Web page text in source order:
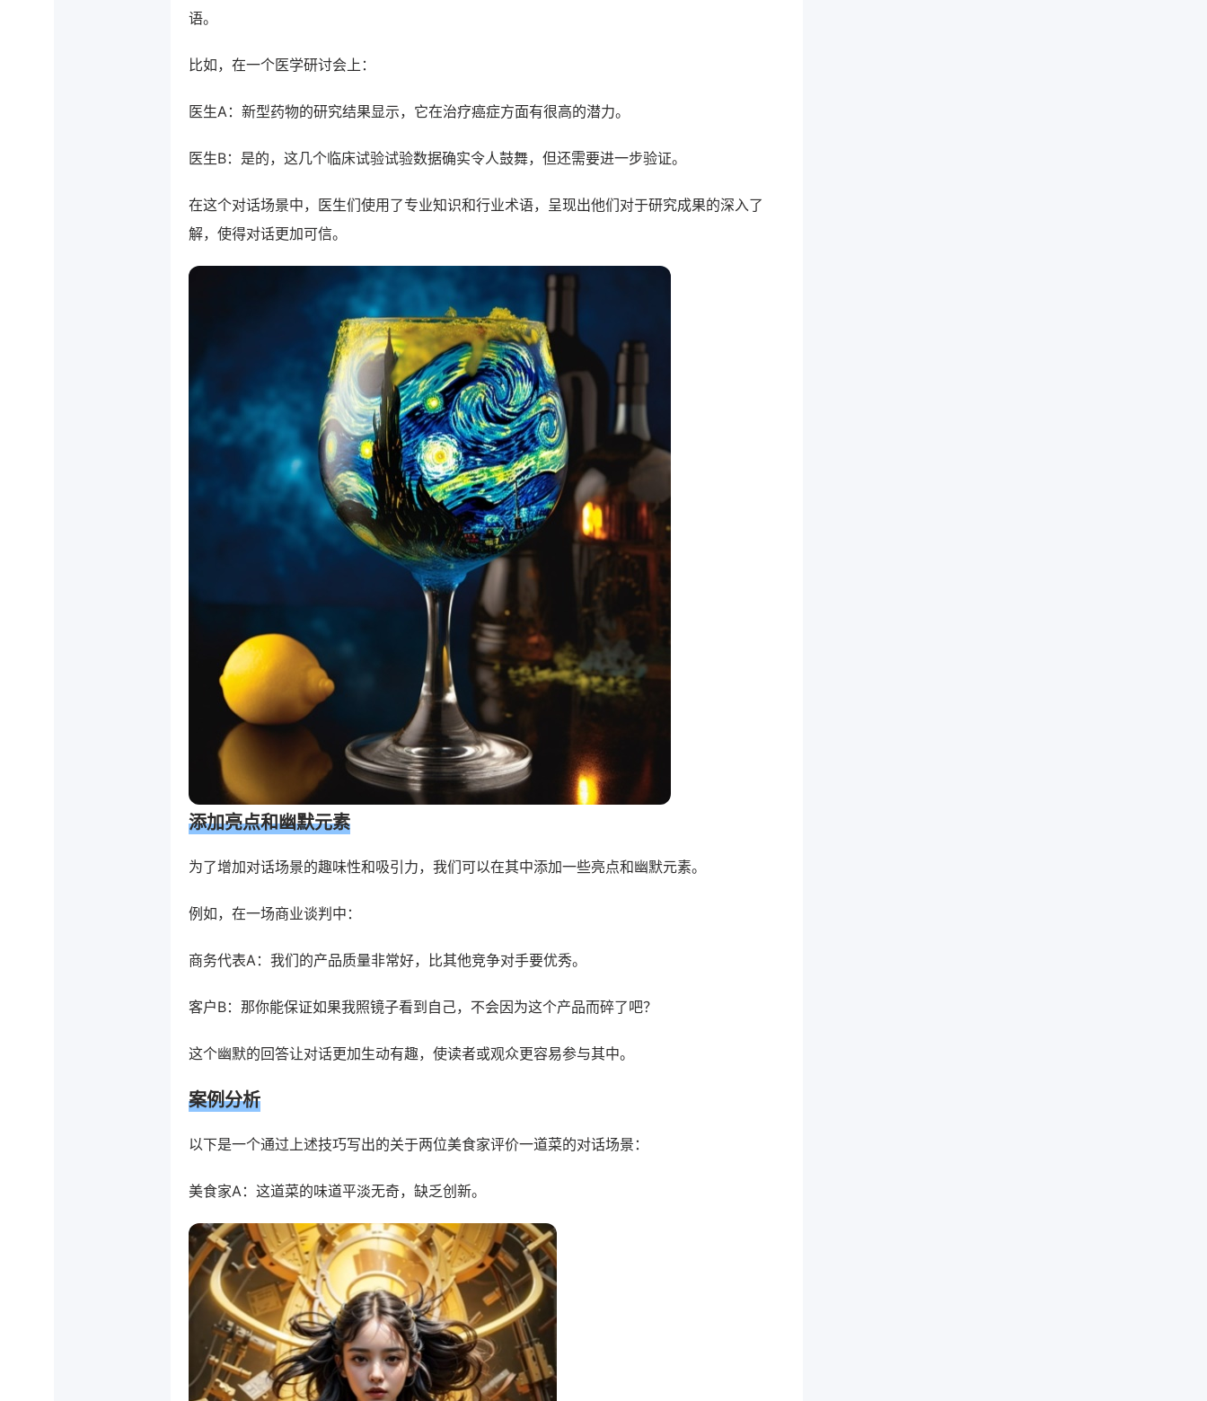
语。
比如，在一个医学研讨会上：
医生A：新型药物的研究结果显示，它在治疗癌症方面有很高的潜力。
医生B：是的，这几个临床试验试验数据确实令人鼓舞，但还需要进一步验证。
在这个对话场景中，医生们使用了专业知识和行业术语，呈现出他们对于研究成果的深入了
解，使得对话更加可信。
添加亮点和幽默元素
为了增加对话场景的趣味性和吸引力，我们可以在其中添加一些亮点和幽默元素。
例如，在一场商业谈判中：
商务代表A：我们的产品质量非常好，比其他竞争对手要优秀。
客户B：那你能保证如果我照镜子看到自己，不会因为这个产品而碎了吧？
这个幽默的回答让对话更加生动有趣，使读者或观众更容易参与其中。
案例分析
以下是一个通过上述技巧写出的关于两位美食家评价一道菜的对话场景：
美食家A：这道菜的味道平淡无奇，缺乏创新。